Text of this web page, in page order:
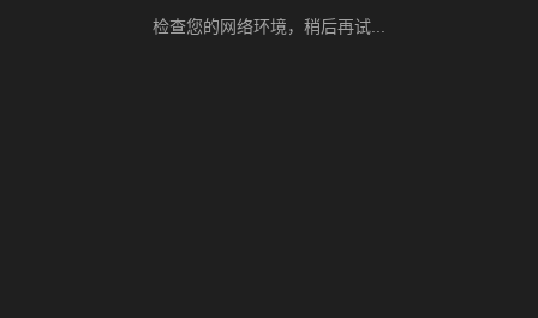
检查您的网络环境，稍后再试...